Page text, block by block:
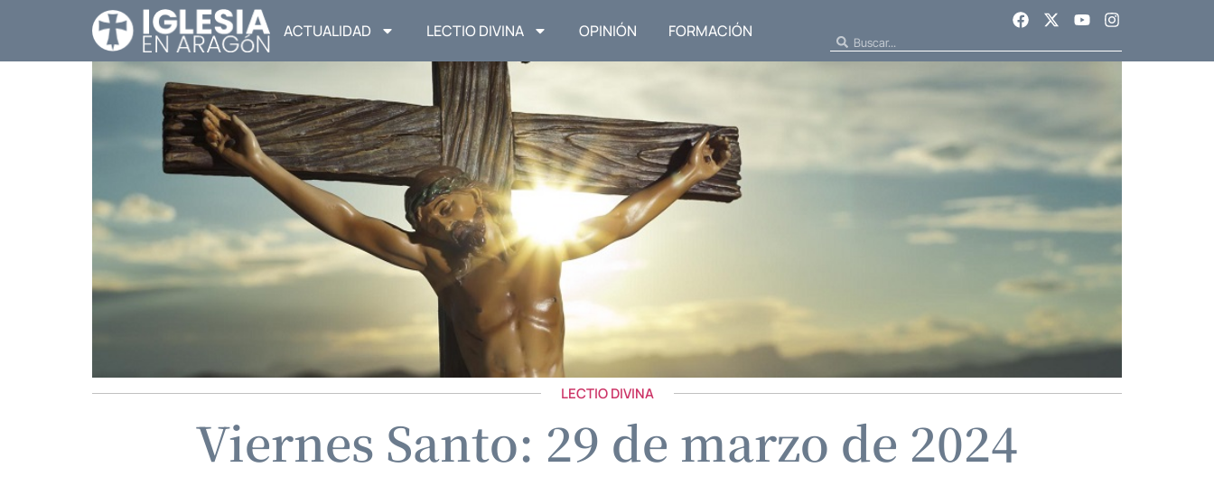
ACTUALIDAD LECTIO DIVINA OPINIÓN FORMACIÓN
LECTIO DIVINA
Viernes Santo: 29 de marzo de 2024